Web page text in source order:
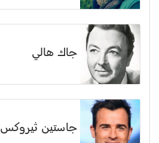
جاك هالي
جاستين ثيروكس